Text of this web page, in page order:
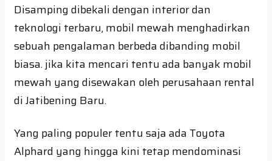
Disamping dibekali dengan interior dan
teknologi terbaru, mobil mewah menghadirkan
sebuah pengalaman berbeda dibanding mobil
biasa. jika kita mencari tentu ada banyak mobil
mewah yang disewakan oleh perusahaan rental
di Jatibening Baru.
Yang paling populer tentu saja ada Toyota
Alphard yang hingga kini tetap mendominasi